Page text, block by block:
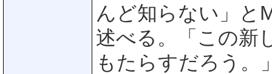
んど知らない」と
述べる。「この新
もたらすだろう。